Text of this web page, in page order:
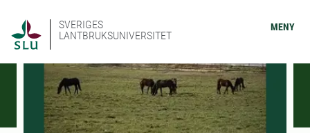
SVERIGES
LANTBRUKSUNIVERSITET
MENY